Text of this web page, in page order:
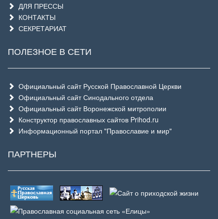
ДЛЯ ПРЕССЫ
КОНТАКТЫ
СЕКРЕТАРИАТ
ПОЛЕЗНОЕ В СЕТИ
Официальный сайт Русской Православной Церкви
Официальный сайт Синодального отдела
Официальный сайт Воронежской митрополии
Конструктор православных сайтов Prihod.ru
Информационный портал "Православие и мир"
ПАРТНЕРЫ